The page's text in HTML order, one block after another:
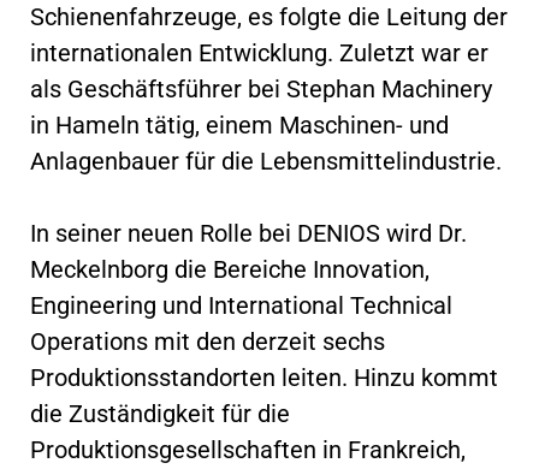
Schienenfahrzeuge, es folgte die Leitung der
internationalen Entwicklung. Zuletzt war er
als Geschäftsführer bei Stephan Machinery
in Hameln tätig, einem Maschinen- und
Anlagenbauer für die Lebensmittelindustrie.
In seiner neuen Rolle bei DENIOS wird Dr.
Meckelnborg die Bereiche Innovation,
Engineering und International Technical
Operations mit den derzeit sechs
Produktionsstandorten leiten. Hinzu kommt
die Zuständigkeit für die
Produktionsgesellschaften in Frankreich,